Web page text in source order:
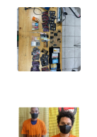
KARIR
DISCLAIMER
Wahana
News
Regional